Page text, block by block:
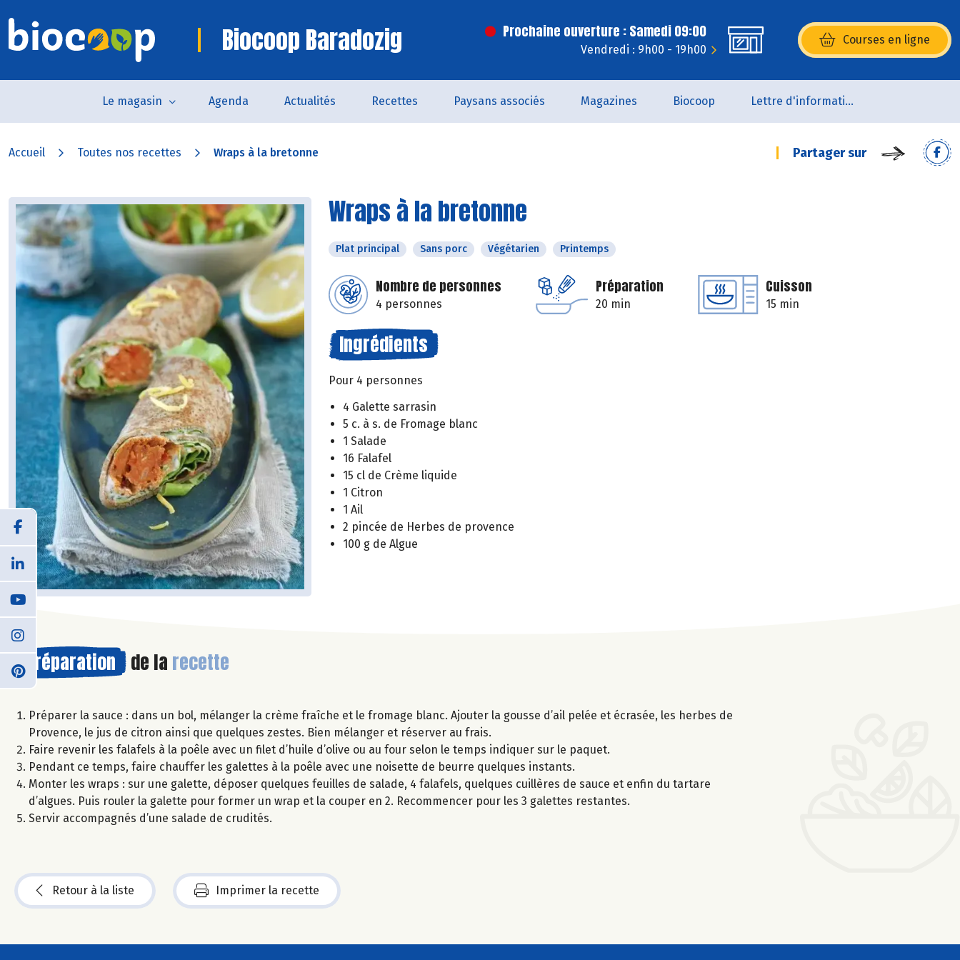
Biocoop Baradozig Prochaine ouverture : Samedi 09:00
Vendredi : 9h00 - 19h00
Courses en ligne
(s’ouvre dans une nouvelle
Le magasin Agenda Actualités Recettes Paysans associés Magazines Biocoop Lettre d'information de la Maison de la Bio
Accueil Toutes nos recettes Wraps à la bretonne Partager sur
Wraps à la bretonne
Plat principal Sans porc Végétarien Printemps
Nombre de personnes
4 personnes
Préparation
20 min
Cuisson
15 min
Ingrédients
Pour 4 personnes
4 Galette sarrasin
5 c. à s. de Fromage blanc
1 Salade
16 Falafel
15 cl de Crème liquide
1 Citron
1 Ail
2 pincée de Herbes de provence
100 g de Algue
Préparation de la recette
Préparer la sauce : dans un bol, mélanger la crème fraîche et le fromage blanc. Ajouter la gousse d’ail pelée et écrasée, les herbes de
Provence, le jus de citron ainsi que quelques zestes. Bien mélanger et réserver au frais.
Faire revenir les falafels à la poêle avec un filet d’huile d’olive ou au four selon le temps indiquer sur le paquet.
Pendant ce temps, faire chauffer les galettes à la poêle avec une noisette de beurre quelques instants.
Monter les wraps : sur une galette, déposer quelques feuilles de salade, 4 falafels, quelques cuillères de sauce et enfin du tartare
d’algues. Puis rouler la galette pour former un wrap et la couper en 2. Recommencer pour les 3 galettes restantes.
Servir accompagnés d’une salade de crudités.
Retour à la liste Imprimer la recette